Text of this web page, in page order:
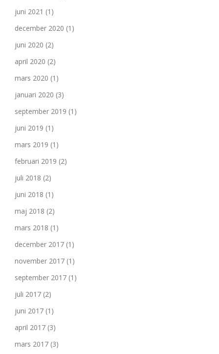
juni 2021 (1)
december 2020 (1)
juni 2020 (2)
april 2020 (2)
mars 2020 (1)
januari 2020 (3)
september 2019 (1)
juni 2019 (1)
mars 2019 (1)
februari 2019 (2)
juli 2018 (2)
juni 2018 (1)
maj 2018 (2)
mars 2018 (1)
december 2017 (1)
november 2017 (1)
september 2017 (1)
juli 2017 (2)
juni 2017 (1)
april 2017 (3)
mars 2017 (3)